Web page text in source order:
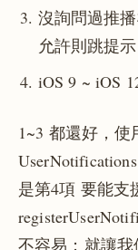
沒詢問過推
允許則跳提
iOS 9 ~ iOS
1~3 都還好，使
是第4項 要能支
不容易；就讓我